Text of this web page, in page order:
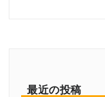
最近の投稿